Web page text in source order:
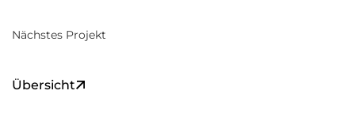
Übersicht
Nächstes Projekt